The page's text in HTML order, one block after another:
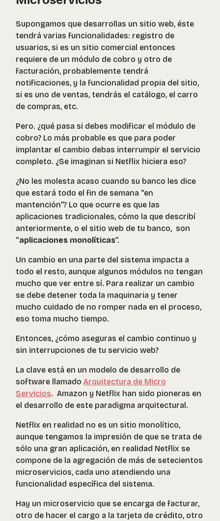
Supongamos que desarrollas un sitio web, éste
tendrá varias funcionalidades: registro de
usuarios, si es un sitio comercial entonces
requiere de un módulo de cobro y otro de
facturación, probablemente tendrá
notificaciones, y la funcionalidad propia del sitio,
si es uno de ventas, tendrás el catálogo, el carro
de compras, etc.
Pero. ¿qué pasa si debes modificar el módulo de
cobro? Lo más probable es que para poder
implantar el cambio debas interrumpir el servicio
completo. ¿Se imaginan si Netflix hiciera eso?
¿No les molesta acaso cuando su banco les dice
que estará todo el fin de semana “en
mantención”? Lo que ocurre es que las
aplicaciones tradicionales, cómo la que describí
anteriormente, o el sitio web de tu banco, son
“aplicaciones monolíticas”.
Un cambio en una parte del sistema impacta a
todo el resto, aunque algunos módulos no tengan
mucho que ver entre sí. Para realizar un cambio
se debe detener toda la maquinaria y tener
mucho cuidado de no romper nada en el proceso,
eso toma mucho tiempo.
Entonces, ¿cómo aseguras el cambio continuo y
sin interrupciones de tu servicio web?
La clave está en un modelo de desarrollo de
software llamado Arquitectura de Micro
Servicios. Amazon y Netflix han sido pioneras en
el desarrollo de este paradigma arquitectural.
Netflix en realidad no es un sitio monolítico,
aunque tengamos la impresión de que se trata de
sólo una gran aplicación, en realidad Netflix se
compone de la agregación de más de setecientos
microservicios, cada uno atendiendo una
funcionalidad específica del sistema.
Hay un microservicio que se encarga de facturar,
otro de hacer el cargo a la tarjeta de crédito, otro